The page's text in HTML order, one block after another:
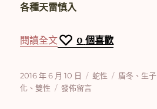
各種天雷慎入
閱讀全文〈【盾冬】蛇性 (2)〉
0 個喜歡
發
佈
2016 年 6 月 10 日
分
蛇性
標
盾冬 、 生子
化 、雙性
在
發佈留言